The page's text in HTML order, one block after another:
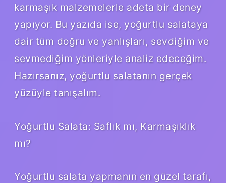
karmaşık malzemelerle adeta bir deney
yapıyor. Bu yazıda ise, yoğurtlu salataya
dair tüm doğru ve yanlışları, sevdiğim ve
sevmediğim yönleriyle analiz edeceğim.
Hazırsanız, yoğurtlu salatanın gerçek
yüzüyle tanışalım.
Yoğurtlu Salata: Saflık mı, Karmaşıklık
mı?
Yoğurtlu salata yapmanın en güzel tarafı,